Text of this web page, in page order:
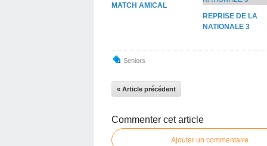
MATCH AMICAL
REPRISE DE LA
NATIONALE 3
Seniors
« Article précédent
Commenter cet article
Ajouter un commentaire